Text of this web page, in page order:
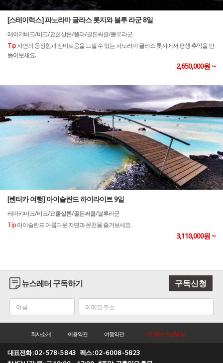
[스테이럭스] 파노라마 글라스 롯지와 블루 라군 8일
레이캬비크/비크/요쿨살론/헬라/골든써클/블루라군
Tip자연의 웅장함과 신비로움을 느낄 수 있는 파노라마 글라스 롯지에서 평생 추억을 만
들어보세요.
2,650,000원 ~
[렌터카 여행] 아이슬란드 하이라이트 9일
레이캬비크/비크/요쿨살론/골든써클/블루라군
Tip아이슬란드 아름다운 자연과 온천을 즐겨보세요.
3,110,000원 ~
뉴스레터 구독하기 구독신청
회사소개 이용약관 여행약관 개인정보취급방침
대표전화 :02-578-5843 팩스 :02-6008-5823